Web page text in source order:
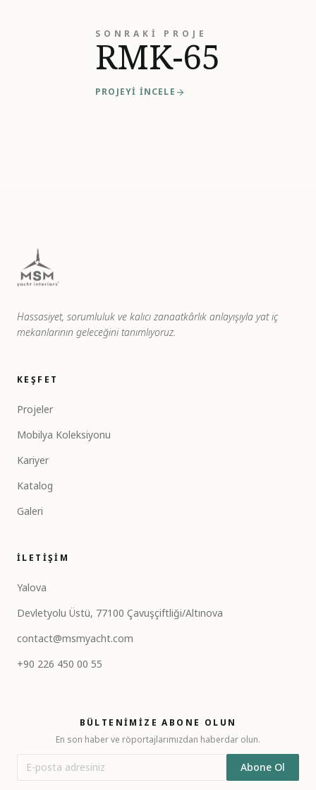
SONRAKI PROJE
RMK-65
PROJEYI İNCELE arrow_forward
Hassasiyet, sorumluluk ve kalıcı zanaatkârlık anlayışıyla yat iç
mekanlarının geleceğini tanımlıyoruz.
KEŞFET
Projeler
Mobilya Koleksiyonu
Kariyer
Katalog
Galeri
İLETIŞIM
Yalova
Devletyolu Üstü, 77100 Çavuşçiftliği/Altınova
contact@msmyacht.com
+90 226 450 00 55
BÜLTENIMIZE ABONE OLUN
En son haber ve röportajlarımızdan haberdar olun.
Abone Ol